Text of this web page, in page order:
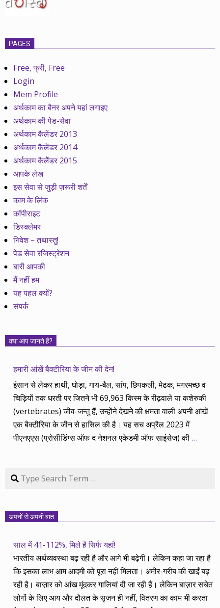
PAGES
Free, फ्री, Free
Login
Mem Profile
अर्थकाम का बैनर अपने यहां लगाइए
अर्थकाम की पेड-सेवा
अर्थकाम कैलेंडर 2013
अर्थकाम कैलेंडर 2014
अर्थकाम कैलेेंडर 2015
आपके लेख
इस सेवा से जुड़ी ज़रूरी शर्तें
काम के लिंक
कॉपीराइट
डिस्क्लेमर
निवेश – तथास्तु!
पेड सेवा रजिस्ट्रेशन
बारी आपकी
मैं नहीं हम
यह पहल क्यों?
संपर्क
क्या आप जानते हैं?
हमारी आंखें बैक्टीरिया के जीन की देन!
इंसान से लेकर हाथी, घोड़ा, गाय-बैल, सांप, छिपकली, मेढक, मगरमच्छ व
चिड़ियों तक धरती पर जितने भी 69,963 किस्म के रीढ़वाले या कशेरुकी
(vertebrates) जीव-जन्तु हैं, उन्होंने देखने की क्षमता वाली अपनी आंखें
एक बैक्टीरिया के जीन से हासिल की है। यह सच अप्रैल 2023 में
पीएनएएस (प्रोसीडिंग्स ऑफ द नेशनल एकेडमी ऑफ साइंसेज) की…
Search
अपनों से अपनी बात
साल में 41-112%, मिले है सिर्फ यहां!
भारतीय अर्थव्यवस्था बढ़ रही है और आगे भी बढ़ेगी। लेकिन कहा जा रहा है
कि इसका लाभ आम आदमी को पूरा नहीं मिलता। अमीर-गरीब की खाईं बढ़
रही है। बाज़ार को आंख मूंदकर गालियां दी जा रही हैं। लेकिन बाज़ार सचेत
लोगों के लिए आय और दौलत के सृजन ही नहीं, वितरण का काम भी करता